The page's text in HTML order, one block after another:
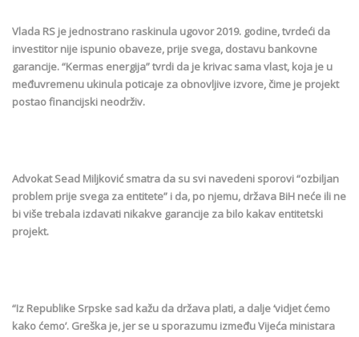
Vlada RS je jednostrano raskinula ugovor 2019. godine, tvrdeći da
investitor nije ispunio obaveze, prije svega, dostavu bankovne
garancije. “Kermas energija” tvrdi da je krivac sama vlast, koja je u
međuvremenu ukinula poticaje za obnovljive izvore, čime je projekt
postao financijski neodrživ.
Advokat Sead Miljković smatra da su svi navedeni sporovi “ozbiljan
problem prije svega za entitete” i da, po njemu, država BiH neće ili ne
bi više trebala izdavati nikakve garancije za bilo kakav entitetski
projekt.
“Iz Republike Srpske sad kažu da država plati, a dalje ‘vidjet ćemo
kako ćemo’. Greška je, jer se u sporazumu između Vijeća ministara